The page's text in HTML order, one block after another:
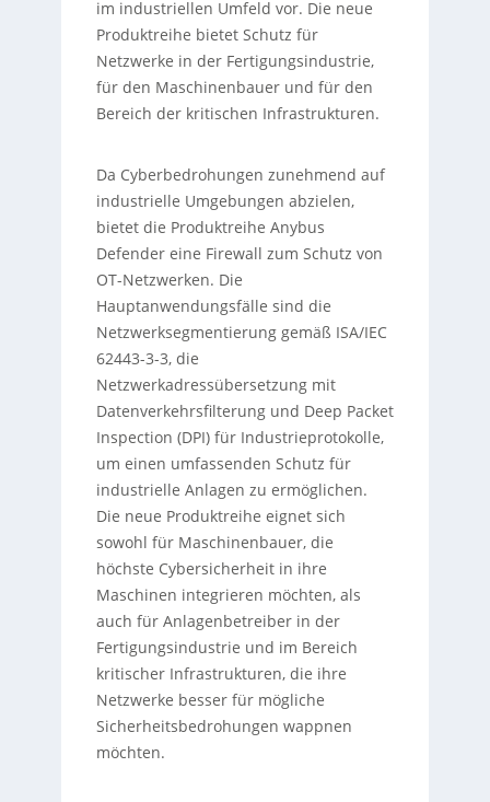
im industriellen Umfeld vor. Die neue
Produktreihe bietet Schutz für
Netzwerke in der Fertigungsindustrie,
für den Maschinenbauer und für den
Bereich der kritischen Infrastrukturen.
Da Cyberbedrohungen zunehmend auf
industrielle Umgebungen abzielen,
bietet die Produktreihe Anybus
Defender eine Firewall zum Schutz von
OT-Netzwerken. Die
Hauptanwendungsfälle sind die
Netzwerksegmentierung gemäß ISA/IEC
62443-3-3, die
Netzwerkadressübersetzung mit
Datenverkehrsfilterung und Deep Packet
Inspection (DPI) für Industrieprotokolle,
um einen umfassenden Schutz für
industrielle Anlagen zu ermöglichen.
Die neue Produktreihe eignet sich
sowohl für Maschinenbauer, die
höchste Cybersicherheit in ihre
Maschinen integrieren möchten, als
auch für Anlagenbetreiber in der
Fertigungsindustrie und im Bereich
kritischer Infrastrukturen, die ihre
Netzwerke besser für mögliche
Sicherheitsbedrohungen wappnen
möchten.